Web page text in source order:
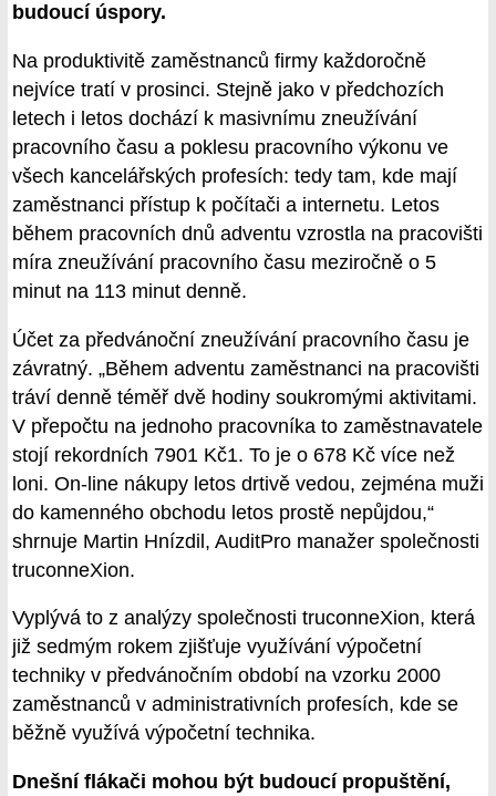
budoucí úspory.
Na produktivitě zaměstnanců firmy každoročně
nejvíce tratí v prosinci. Stejně jako v předchozích
letech i letos dochází k masivnímu zneužívání
pracovního času a poklesu pracovního výkonu ve
všech kancelářských profesích: tedy tam, kde mají
zaměstnanci přístup k počítači a internetu. Letos
během pracovních dnů adventu vzrostla na pracovišti
míra zneužívání pracovního času meziročně o 5
minut na 113 minut denně.
Účet za předvánoční zneužívání pracovního času je
závratný. „Během adventu zaměstnanci na pracovišti
tráví denně téměř dvě hodiny soukromými aktivitami.
V přepočtu na jednoho pracovníka to zaměstnavatele
stojí rekordních 7901 Kč1. To je o 678 Kč více než
loni. On-line nákupy letos drtivě vedou, zejména muži
do kamenného obchodu letos prostě nepůjdou,“
shrnuje Martin Hnízdil, AuditPro manažer společnosti
truconneXion.
Vyplývá to z analýzy společnosti truconneXion, která
již sedmým rokem zjišťuje využívání výpočetní
techniky v předvánočním období na vzorku 2000
zaměstnanců v administrativních profesích, kde se
běžně využívá výpočetní technika.
Dnešní flákači mohou být budoucí propuštění,